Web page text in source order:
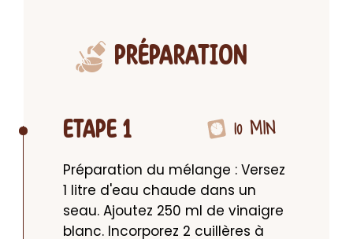
PRÉPARATION
ETAPE 1 10 MIN
Préparation du mélange : Versez
1 litre d'eau chaude dans un
seau. Ajoutez 250 ml de vinaigre
blanc. Incorporez 2 cuillères à